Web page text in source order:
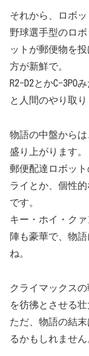
それから、ロボ
野球選手型のロ
ットが郵便物を
方が新鮮で。
R2-D2とかC-3PO
と人間のやり取
物語の中盤から
盛り上がります。
郵便配達ロボッ
ライとか、個性
です。
キー・ホイ・ク
陣も豪華で、物
ね。
クライマックス
を彷彿とさせる
ただ、物語の結
るかもしれません